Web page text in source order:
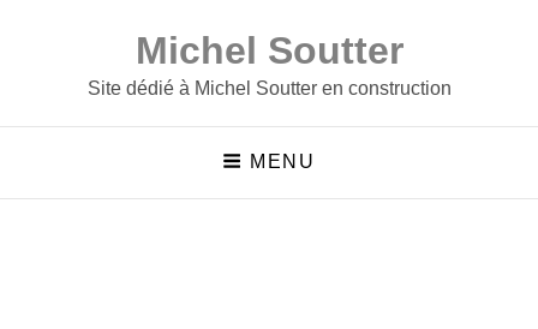
Michel Soutter
Site dédié à Michel Soutter en construction
MENU